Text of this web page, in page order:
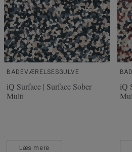
BADEVÆRELSESGULVE
iQ Surface | Surface Sober
Multi
Læs mere
iQ